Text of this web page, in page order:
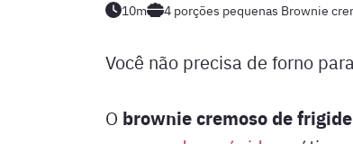
10m 4 porções pequenas Brownie
Você não precisa de forno
O brownie cremoso de